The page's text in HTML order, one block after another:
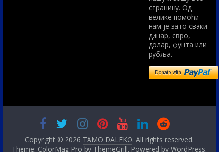
страницу. Од
велике помоћи
нам је зато сваки
динар, евро,
долар, фунта или
рубља.
Copyright © 2026 TAMO DALEKO. All rights reserved.
Theme: ColorMag Pro by ThemeGrill. Powered byWordPress.